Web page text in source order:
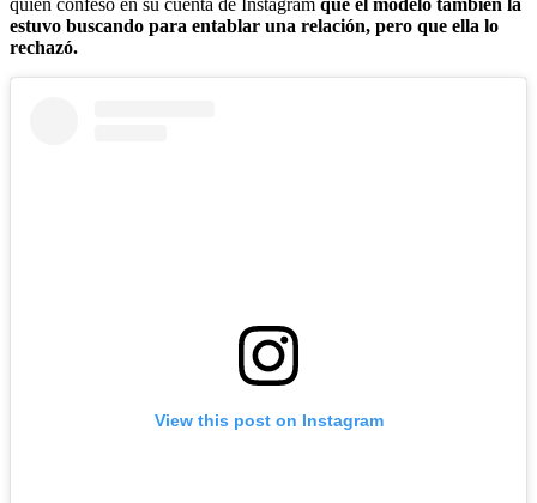
estuvo buscando para entablar una relación, pero que ella lo
rechazó.
View this post on Instagram